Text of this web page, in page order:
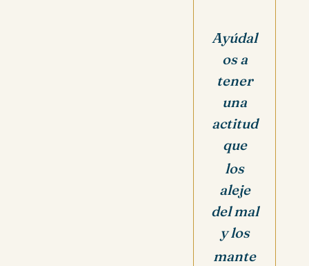
Ayúdal
os a
tener
una
actitud
que
los
aleje
del mal
y los
mante